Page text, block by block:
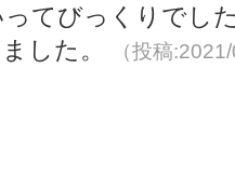
てびっくりでし
した。
（投稿